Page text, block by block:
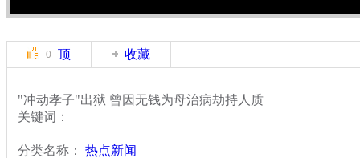
0 顶 收藏
"冲动孝子"出狱 曾因无钱为母治病劫持人质
关键词：
分类名称： 热点新闻